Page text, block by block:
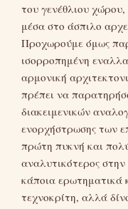
του γενέθλιου
μέσα στο άσπιλο
Προχωρούμε όμως
ισορροπημένη
αρμονική
πρέπει να
διακειμενικών
ενορχήστρωσης των
πρώτη πυκνή και
αναλυτικότερος
κάποια ερωτηματικά
τεχνοκρίτη, αλλά